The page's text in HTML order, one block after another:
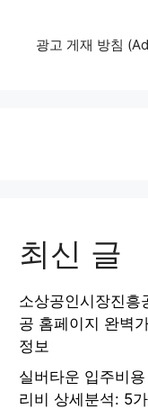
광고 게재 방침
최신 글
소상공인시장진흥
공 홈페이지 완벽
정보
실버타운 입주비
리비 상세분석: 5